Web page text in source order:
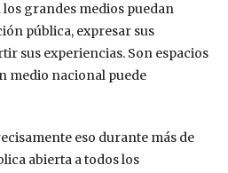
grandes medios puedan
pública, expresar sus
sus experiencias. Son espacios
medio nacional puede
eso durante más de
abierta a todos los